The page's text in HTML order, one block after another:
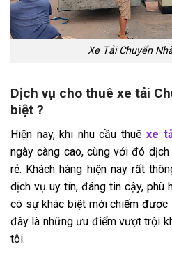
Xe Tải Chuyển
Dịch vụ cho thuê xe tải
biệt ?
Hiện nay, khi nhu cầu thuêxe
ngày càng cao, cùng với đó
rẻ. Khách hàng hiện nay rất
dịch vụ uy tín, đáng tin cậy, phù
có sự khác biệt mới chiếm được
đây là những ưu điểm vượt trội
tôi.